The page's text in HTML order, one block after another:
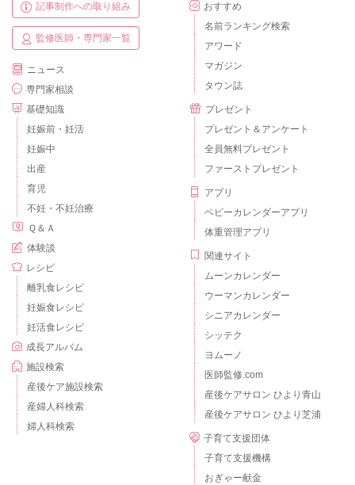
記事制作への取り組み
監修医師・専門家一覧
ニュース
専門家相談
基礎知識
妊娠前・妊活
妊娠中
出産
育児
不妊・不妊治療
Ｑ＆Ａ
体験談
レシピ
離乳食レシピ
妊娠食レシピ
妊活食レシピ
成長アルバム
施設検索
産後ケア施設検索
産婦人科検索
婦人科検索
おすすめ
名前ランキング検索
アワード
マガジン
タウン誌
プレゼント
プレゼント＆アンケート
全員無料プレゼント
ファーストプレゼント
アプリ
ベビーカレンダーアプリ
体重管理アプリ
関連サイト
ムーンカレンダー
ウーマンカレンダー
シニアカレンダー
シッテク
ヨムーノ
医師監修.com
産後ケアサロン ひより青山
産後ケアサロン ひより芝浦
子育て支援団体
子育て支援機構
おぎゃー献金